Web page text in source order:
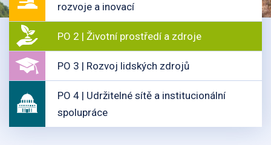
rozvoje a inovací
PO 2 | Životní prostředí a zdroje
PO 3 | Rozvoj lidských zdrojů
PO 4 | Udržitelné sítě a institucionální
spolupráce